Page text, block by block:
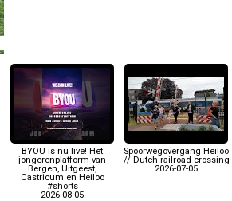
BYOU is nu live! Het
jongerenplatform van
Bergen, Uitgeest,
Castricum en Heiloo
#shorts
2026-08-05
Spoorwegovergang Heiloo
// Dutch railroad crossing
2026-07-05